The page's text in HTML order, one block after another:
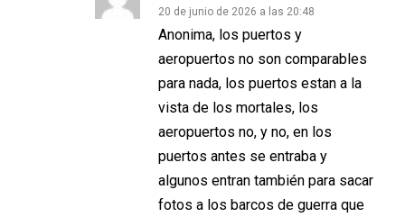
20 de junio de 2026 a las 20:48
Anonima, los puertos y
aeropuertos no son comparables
para nada, los puertos estan a la
vista de los mortales, los
aeropuertos no, y no, en los
puertos antes se entraba y
algunos entran también para sacar
fotos a los barcos de guerra que